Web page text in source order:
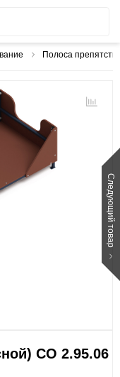
Полоса
Следующий товар
СО 2.95.06